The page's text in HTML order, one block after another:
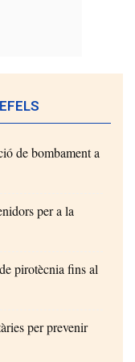
de bombament a
per a la
pirotècnia fins al
per prevenir